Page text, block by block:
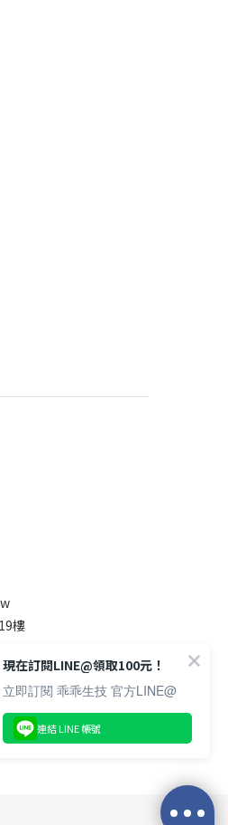
樓
現在訂閱LINE@領取100元！
立即訂閱 乖乖生技 官方LINE@
連結 LINE 帳號